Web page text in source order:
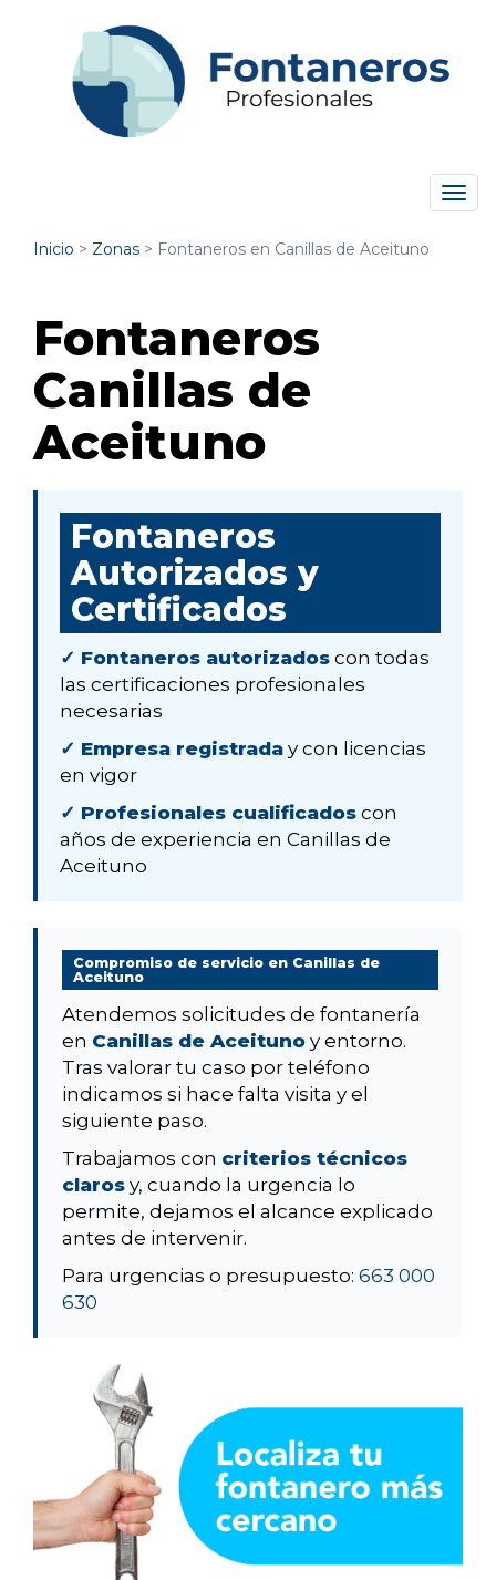
Inicio > Zonas > Fontaneros en Canillas de Aceituno
Fontaneros
Canillas de
Aceituno
Fontaneros
Autorizados y
Certificados
✓ Fontaneros autorizados con todas
las certificaciones profesionales
necesarias
✓ Empresa registrada y con licencias
en vigor
✓ Profesionales cualificados con
años de experiencia en Canillas de
Aceituno
Compromiso de servicio en Canillas de
Aceituno
Atendemos solicitudes de fontanería
en Canillas de Aceituno y entorno.
Tras valorar tu caso por teléfono
indicamos si hace falta visita y el
siguiente paso.
Trabajamos con criterios técnicos
claros y, cuando la urgencia lo
permite, dejamos el alcance explicado
antes de intervenir.
Para urgencias o presupuesto: 663 000
630